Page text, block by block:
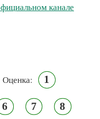
канале
Оценка: 1
6 7 8